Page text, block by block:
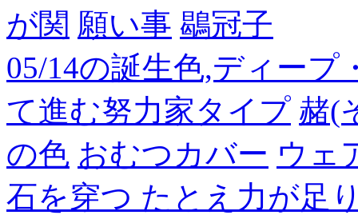
が関 願い事 鶡冠子
05/14の誕生色,ディー
て進む努力家タイプ 赭(
の色 おむつカバー ウェ
石を穿つ たとえ力が足